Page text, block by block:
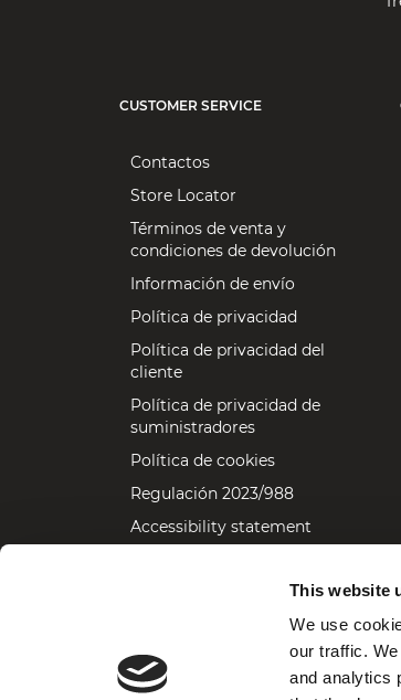
This website
We use
our traffic.
and analytics
CUSTOMER SERVICE
Contactos
Store Locator
Términos de venta y
condiciones de devolución
Información de envío
Política de privacidad
Política de privacidad del
cliente
Política de privacidad de
suministradores
Política de cookies
Regulación 2023/988
Accessibility statement
Van Berkel International S.r.l. - P.I. 08688960965 -
Via Ugo Foscolo, 22 - 21040 Oggiona S. Stefano (VA)